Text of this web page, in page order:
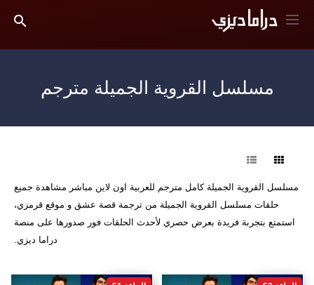
مسلسل القروية الجميلة مترجم
مسلسل القروية الجميلة كامل مترجم للعربية اون لاين مباشر مشاهدة جميع
حلقات مسلسل القروية الجميلة من ترجمة قصة عشق و موقع قرمزي،
استمتع بتجربة فريدة بعرض حصري لأحدث الحلقات فور صدورها على منصة
دراما ديزي.